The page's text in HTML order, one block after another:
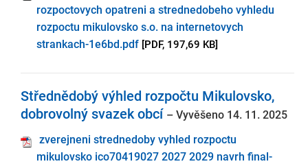
rozpoctovych opatreni a strednedobeho vyhledu
rozpoctu mikulovsko s.o. na internetovych
strankach-1e6bd.pdf [PDF, 197,69 KB]
Střednědobý výhled rozpočtu Mikulovsko,
dobrovolný svazek obcí – Vyvěšeno 14. 11. 2025
zverejneni strednedoby vyhled rozpoctu
mikulovsko ico70419027 2027 2029 navrh final-